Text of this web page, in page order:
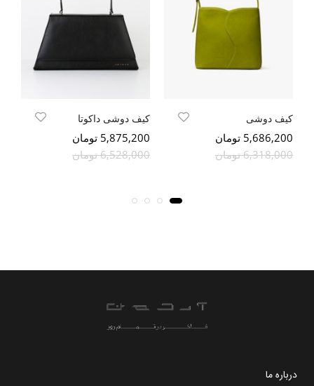
کیف دوشی
5,686,200 تومان
6,318,000 تومان
کیف دوشی داکوتا
5,875,200 تومان
6,528,000 تومان
درباره ما